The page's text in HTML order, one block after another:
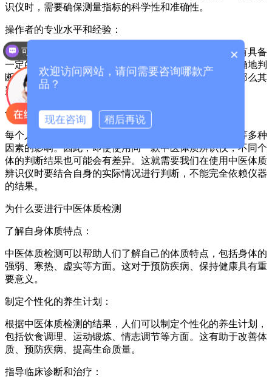
识仪时，需要确保测量指标的科学性和准确性。
操作者的专业水平和经验：
中医体质辨识需要经过专业的培训和实践才能掌握。只有具备
一定的中医理论知识和丰富的临床经验的操作者才能准确地判
断个体的体质类型。如果操作者缺乏这些知识和经验，那么其
判断结果可能存在一定的误差。
个体自身因素的影响：
每个人的体质都是独特的，受到遗传、环境、生活习惯等多种
因素的影响。因此，即使使用同一款中医体质辨识仪，不同个
体的判断结果也可能会有差异。这就需要我们在使用中医体质
辨识仪时要结合自身的实际情况进行判断，不能完全依赖仪器
的结果。
为什么要进行中医体质检测
了解自身体质特点：
中医体质检测可以帮助人们了解自己的体质特点，包括身体的
强弱、寒热、虚实等方面。这对于预防疾病、保持健康具有重
要意义。
制定个性化的养生计划：
根据中医体质检测的结果，人们可以制定个性化的养生计划，
包括饮食调理、运动锻炼、情志调节等方面。这有助于改善体
质、预防疾病、提高生命质量。
指导临床诊断和治疗：
×
欢迎访问网站，请问需要咨询哪款产
品？
现在咨询 稍后再说